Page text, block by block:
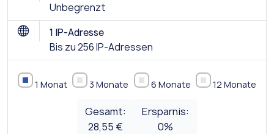
Unbegrenzt
1 IP-Adresse
Bis zu 256 IP-Adressen
1 Monat 3 Monate 6 Monate 12 Monate
Gesamt:
28,55 €
Ersparnis:
0%